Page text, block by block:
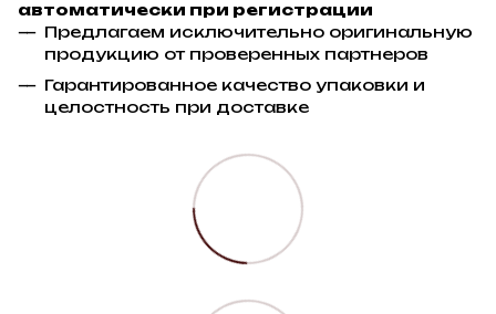
автоматически при регистрации
Предлагаем исключительно оригинальную
продукцию от проверенных партнеров
Гарантированное качество упаковки и
целостность при доставке